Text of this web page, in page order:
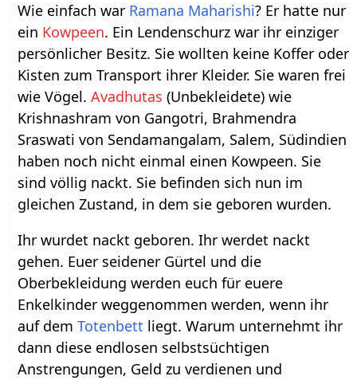
Wie einfach war Ramana Maharishi? Er hatte nur
ein Kowpeen. Ein Lendenschurz war ihr einziger
persönlicher Besitz. Sie wollten keine Koffer oder
Kisten zum Transport ihrer Kleider. Sie waren frei
wie Vögel.Avadhutas (Unbekleidete) wie
Krishnashram von Gangotri, Brahmendra
Sraswati von Sendamangalam, Salem, Südindien
haben noch nicht einmal einen Kowpeen. Sie
sind völlig nackt. Sie befinden sich nun im
gleichen Zustand, in dem sie geboren wurden.
Ihr wurdet nackt geboren. Ihr werdet nackt
gehen. Euer seidener Gürtel und die
Oberbekleidung werden euch für euere
Enkelkinder weggenommen werden, wenn ihr
auf demTotenbett liegt. Warum unternehmt ihr
dann diese endlosen selbstsüchtigen
Anstrengungen, Geld zu verdienen und